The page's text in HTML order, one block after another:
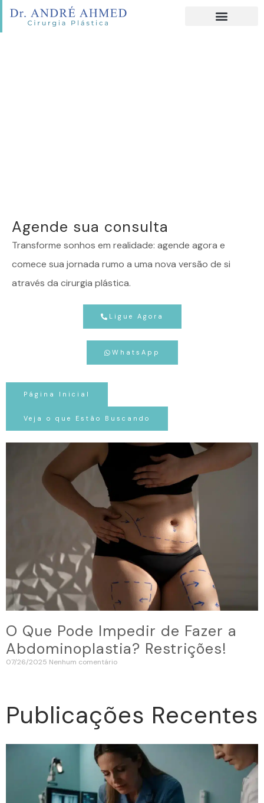
Agende sua consulta
Transforme sonhos em realidade: agende agora e
comece sua jornada rumo a uma nova versão de si
através da cirurgia plástica.
Ligue Agora
WhatsApp
Página Inicial
Veja o que Estão Buscando
O Que Pode Impedir de Fazer a
Abdominoplastia? Restrições!
07/26/2025 Nenhum comentário
Publicações Recentes